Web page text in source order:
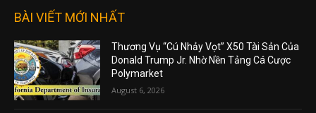
BÀI VIẾT MỚI NHẤT
Thương Vụ “Cú Nhảy Vọt” X50 Tài Sản Của
Donald Trump Jr. Nhờ Nền Tảng Cá Cược
Polymarket
August 6, 2026